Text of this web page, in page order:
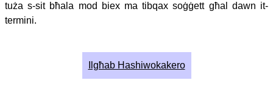
tuża s-sit bħala mod biex ma tibqax soġġett għal dawn it-
termini.
Ilgħab Hashiwokakero